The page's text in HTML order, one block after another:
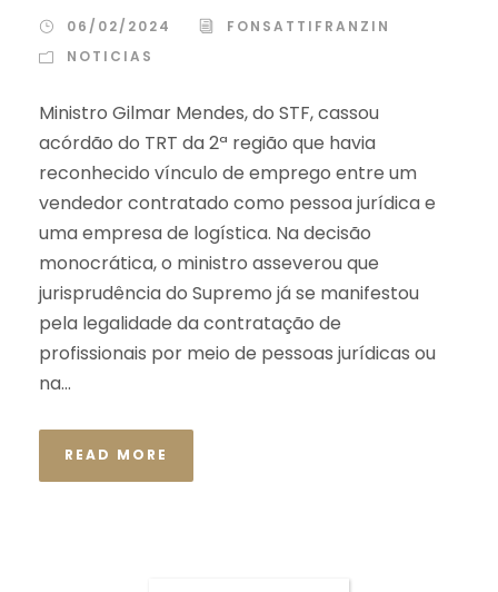
06/02/2024
FONSATTIFRANZIN
NOTICIAS
Ministro Gilmar Mendes, do STF, cassou
acórdão do TRT da 2ª região que havia
reconhecido vínculo de emprego entre um
vendedor contratado como pessoa jurídica e
uma empresa de logística. Na decisão
monocrática, o ministro asseverou que
jurisprudência do Supremo já se manifestou
pela legalidade da contratação de
profissionais por meio de pessoas jurídicas ou
na...
READ MORE